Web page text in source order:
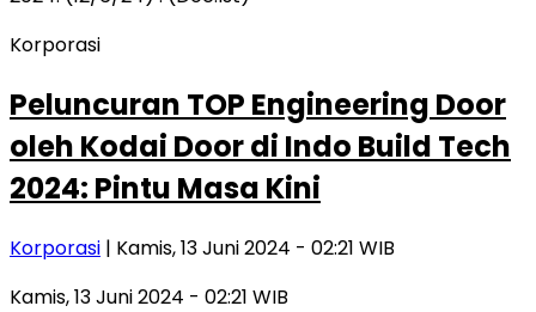
Korporasi
Peluncuran TOP Engineering Door
oleh Kodai Door di Indo Build Tech
2024: Pintu Masa Kini
Korporasi | Kamis, 13 Juni 2024 - 02:21 WIB
Kamis, 13 Juni 2024 - 02:21 WIB